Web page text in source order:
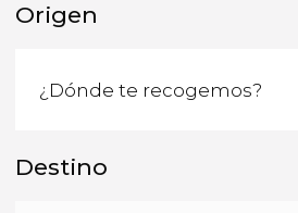
Origen
Destino